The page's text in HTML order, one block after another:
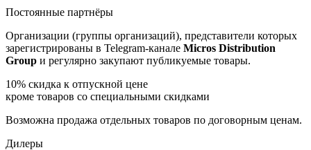
Постоянные партнёры
Организации (группы организаций), представители которых
зарегистрированы в Telegram-канале Micros Distribution
Group и регулярно закупают публикуемые товары.
10% скидка к отпускной цене
кроме товаров со специальными скидками
Возможна продажа отдельных товаров по договорным ценам.
Дилеры